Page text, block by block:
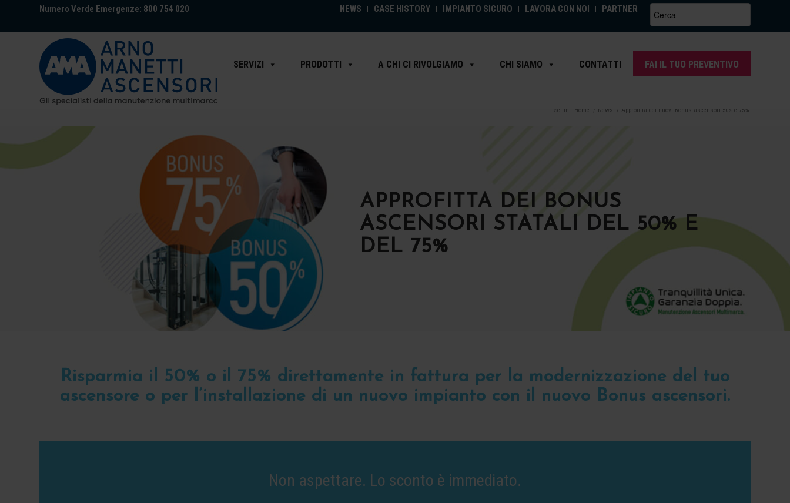
NEWS CASE HISTORY IMPIANTO SICURO LAVORA CON NOI PARTNER
for:
Numero Verde Emergenze: 800 754 020
SERVIZI PRODOTTI A CHI CI RIVOLGIAMO CHI SIAMO CONTATTI FAI IL TUO PREVENTIVO
Sei in: Home / News / Approfitta dei nuovi Bonus ascensori 50% e 75%
APPROFITTA DEI BONUS
ASCENSORI STATALI DEL 50% E
DEL 75%
Risparmia il 50% o il 75% direttamente in fattura per la modernizzazione del tuo
ascensore o per l’installazione di un nuovo impianto con il nuovo Bonus ascensori.
Non aspettare. Lo sconto è immediato.